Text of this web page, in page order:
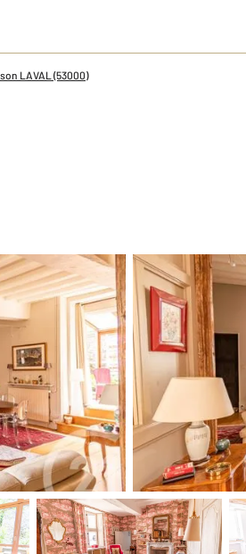
LAVAL (53000)